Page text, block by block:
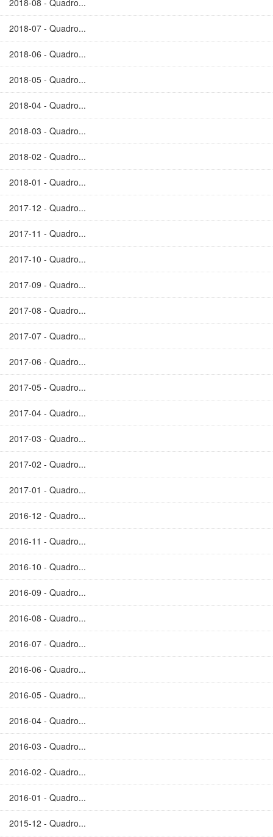
2018-08 - Quadro...
2018-07 - Quadro...
2018-06 - Quadro...
2018-05 - Quadro...
2018-04 - Quadro...
2018-03 - Quadro...
2018-02 - Quadro...
2018-01 - Quadro...
2017-12 - Quadro...
2017-11 - Quadro...
2017-10 - Quadro...
2017-09 - Quadro...
2017-08 - Quadro...
2017-07 - Quadro...
2017-06 - Quadro...
2017-05 - Quadro...
2017-04 - Quadro...
2017-03 - Quadro...
2017-02 - Quadro...
2017-01 - Quadro...
2016-12 - Quadro...
2016-11 - Quadro...
2016-10 - Quadro...
2016-09 - Quadro...
2016-08 - Quadro...
2016-07 - Quadro...
2016-06 - Quadro...
2016-05 - Quadro...
2016-04 - Quadro...
2016-03 - Quadro...
2016-02 - Quadro...
2016-01 - Quadro...
2015-12 - Quadro...